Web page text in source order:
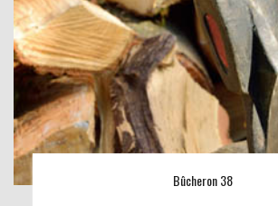
Bûcheron 38